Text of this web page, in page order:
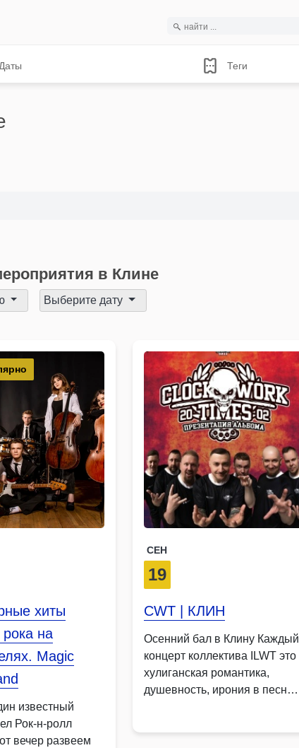
Даты Теги
в Клине
Выберите дату
хиты
рока на
Magic
известный
Рок-н-ролл
вечер развеем
СЕН
19
CWT | КЛИН
Осенний бал в Клину Каждый
концерт коллектива ILWT это
хулиганская романтика,
душевность, ирония в песнях,